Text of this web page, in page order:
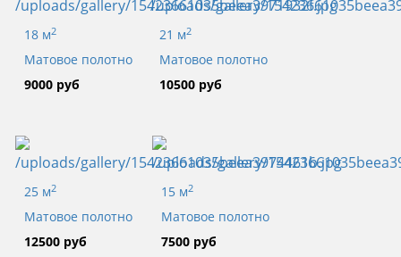
18 м2
Матовое полотно
9000 руб
21 м2
Матовое полотно
10500 руб
25 м2
Матовое полотно
12500 руб
15 м2
Матовое полотно
7500 руб